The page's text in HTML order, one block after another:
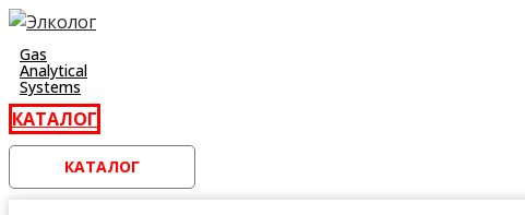
Перейти
контенту
Gas
Analytical
Systems
КАТАЛОГ
КАТАЛОГ